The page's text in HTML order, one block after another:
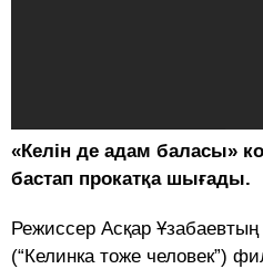
«Келін де адам баласы»
бастап прокатқа шығады.
Режиссер Асқар
(“Келинка тоже человек”)